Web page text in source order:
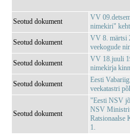
Seotud dokument
VV
nimekiri"
Seotud dokument
VV 8. märtsi
veekogude
Seotud dokument
VV 18.juuli
nimekirja
Seotud dokument
Eesti
veekatastri
Seotud dokument
"Eesti NSV
NSV
Ratsionaalse
1.